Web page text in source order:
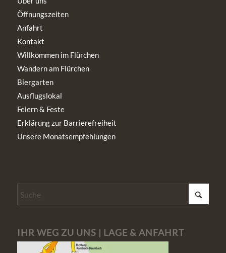
Öffnungszeiten
Anfahrt
Kontakt
Willkommen im Flürchen
Wandern am Flürchen
Biergarten
Ausflugslokal
Feiern & Feste
Erklärung zur Barrierefreiheit
Unsere Monatsempfehlungen
IHR WEG ZU UNS | LAGE & ANFAHRT